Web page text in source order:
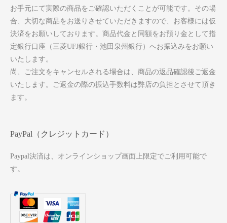
お手元にて実際の商品をご確認いただくことが可能です。その場
合、大切な商品をお送りさせていただきますので、お客様には仮
決済をお願いしております。商品代金と同額をお預り金として指
定銀行口座（三菱UFJ銀行・池田泉州銀行）へお振込みをお願い
いたします。
尚、ご注文をキャンセルされる場合は、商品の返品確認後ご返金
いたします。ご返金の際の振込手数料は弊店の負担とさせて頂き
ます。
PayPal（クレジットカード）
Paypal決済は、オンラインショップ画面上限定でご利用可能で
す。